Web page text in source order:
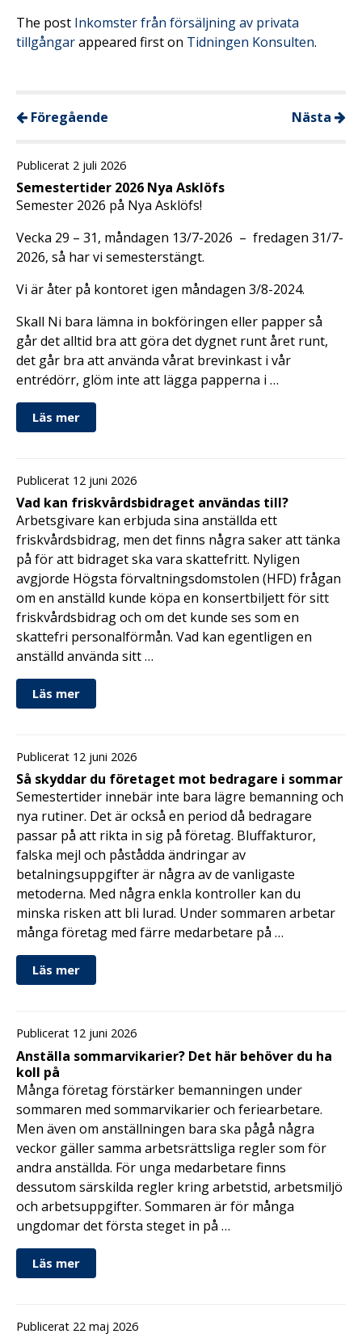
The post Inkomster från försäljning av privata
tillgångarappeared first on Tidningen Konsulten.
Föregående Nästa
Publicerat 2 juli 2026
Semestertider 2026 Nya Asklöfs
Semester 2026 på Nya Asklöfs!
Vecka 29 – 31, måndagen 13/7-2026 – fredagen 31/7-
2026, så har vi semesterstängt.
Vi är åter på kontoret igen måndagen 3/8-2024.
Skall Ni bara lämna in bokföringen eller papper så
går det alltid bra att göra det dygnet runt året runt,
det går bra att använda vårat brevinkast i vår
entrédörr, glöm inte att lägga papperna i …
Läs mer
Publicerat 12 juni 2026
Vad kan friskvårdsbidraget användas till?
Arbetsgivare kan erbjuda sina anställda ett
friskvårdsbidrag, men det finns några saker att tänka
på för att bidraget ska vara skattefritt. Nyligen
avgjorde Högsta förvaltningsdomstolen (HFD) frågan
om en anställd kunde köpa en konsertbiljett för sitt
friskvårdsbidrag och om det kunde ses som en
skattefri personalförmån. Vad kan egentligen en
anställd använda sitt …
Läs mer
Publicerat 12 juni 2026
Så skyddar du företaget mot bedragare i sommar
Semestertider innebär inte bara lägre bemanning och
nya rutiner. Det är också en period då bedragare
passar på att rikta in sig på företag. Bluffakturor,
falska mejl och påstådda ändringar av
betalningsuppgifter är några av de vanligaste
metoderna. Med några enkla kontroller kan du
minska risken att bli lurad. Under sommaren arbetar
många företag med färre medarbetare på …
Läs mer
Publicerat 12 juni 2026
Anställa sommarvikarier? Det här behöver du ha
koll på
Många företag förstärker bemanningen under
sommaren med sommarvikarier och feriearbetare.
Men även om anställningen bara ska pågå några
veckor gäller samma arbetsrättsliga regler som för
andra anställda. För unga medarbetare finns
dessutom särskilda regler kring arbetstid, arbetsmiljö
och arbetsuppgifter. Sommaren är för många
ungdomar det första steget in på …
Läs mer
Publicerat 22 maj 2026